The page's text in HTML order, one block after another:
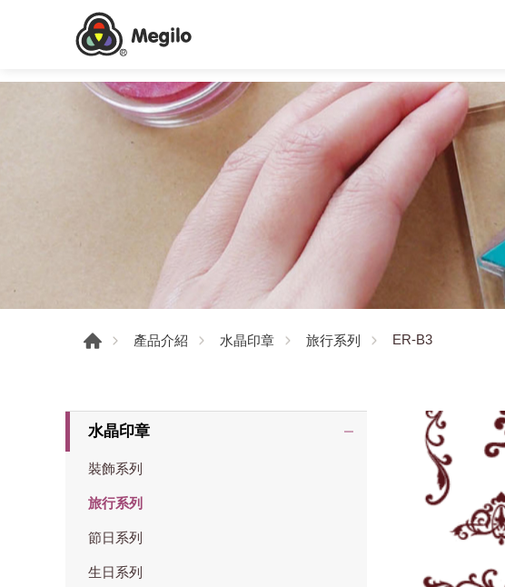
產品介紹 水晶印章 旅行系列 ER-B3
水晶印章
裝飾系列
旅行系列
節日系列
生日系列